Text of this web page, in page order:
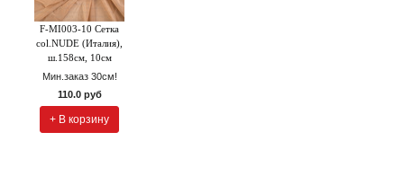
F-MI003-10 Сетка
col.NUDE (Италия),
ш.158см, 10см
Мин.заказ 30см!
110.0 руб
+ В корзину